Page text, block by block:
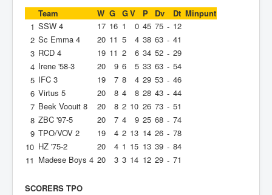
Team
W G GV P Dv Dt Minpunt
1 SSW 4 17 16 1 0 45 75 - 12
2 Sc Emma 4 20 11 5 4 38 63 - 41
3 RCD 4 19 11 2 6 34 52 - 29
4 Irene '58-3 20 9 6 5 33 63 - 54
5 IFC 3 19 7 8 4 29 53 - 46
6 Virtus 5 20 8 4 8 28 43 - 44
7 Beek Voouit 8 20 8 2 10 26 73 - 51
8 ZBC '97-5 20 7 4 9 25 68 - 74
9 TPO/VOV 2 19 4 2 13 14 26 - 78
10 HZ '75-2 20 4 1 15 13 39 - 84
11 Madese Boys 4 20 3 3 14 12 29 - 71
SCORERS TPO